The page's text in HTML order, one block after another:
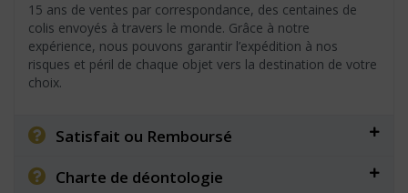
15 ans de ventes par correspondance, des centaines de
colis envoyés à travers le monde. Grâce à notre
expérience, nous pouvons garantir l’expédition à nos
risques et péril de chaque objet vers la destination de votre
choix.
Satisfait ou Remboursé
Charte de déontologie